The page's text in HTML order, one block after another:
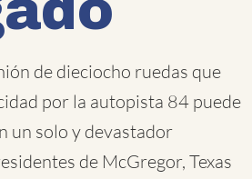
de dieciocho ruedas que
por la autopista 84 puede
un solo y devastador
de McGregor, Texas